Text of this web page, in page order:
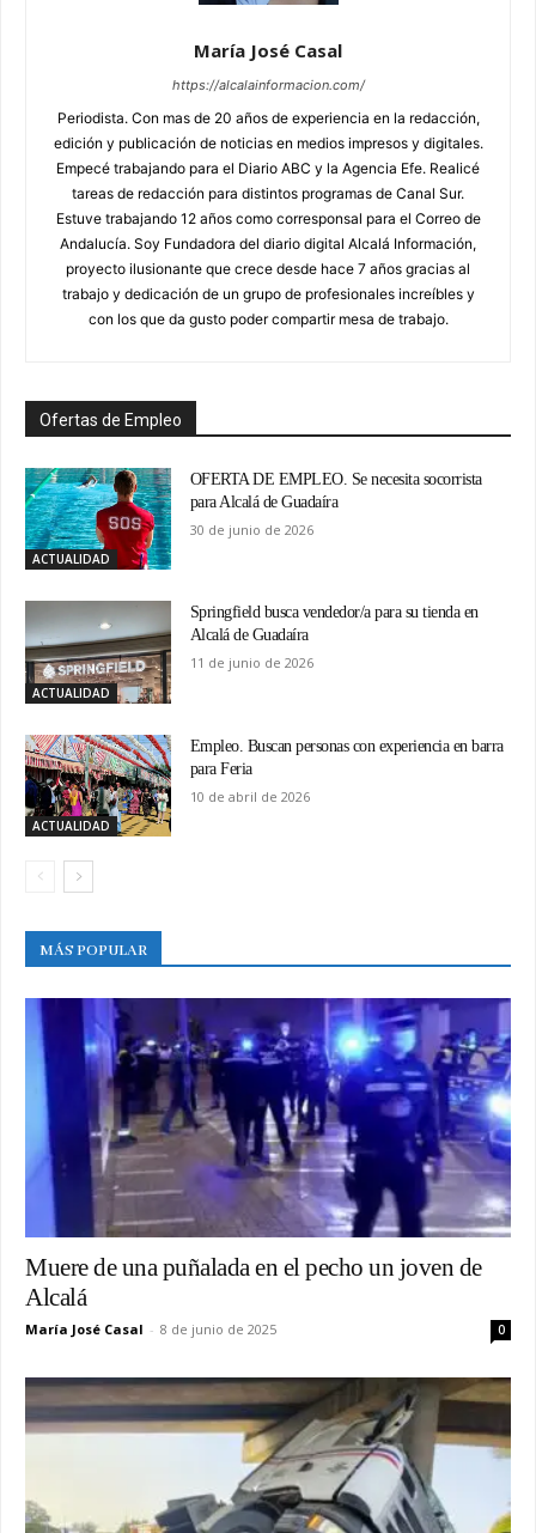
María José Casal
https://alcalainformacion.com/
Periodista. Con mas de 20 años de experiencia en la redacción,
edición y publicación de noticias en medios impresos y digitales.
Empecé trabajando para el Diario ABC y la Agencia Efe. Realicé
tareas de redacción para distintos programas de Canal Sur.
Estuve trabajando 12 años como corresponsal para el Correo de
Andalucía. Soy Fundadora del diario digital Alcalá Información,
proyecto ilusionante que crece desde hace 7 años gracias al
trabajo y dedicación de un grupo de profesionales increíbles y
con los que da gusto poder compartir mesa de trabajo.
Ofertas de Empleo
ACTUALIDAD
OFERTA DE EMPLEO. Se necesita socorrista
para Alcalá de Guadaíra
30 de junio de 2026
ACTUALIDAD
Springfield busca vendedor/a para su tienda en
Alcalá de Guadaíra
11 de junio de 2026
ACTUALIDAD
Empleo. Buscan personas con experiencia en barra
para Feria
10 de abril de 2026
MÁS POPULAR
Muere de una puñalada en el pecho un joven de
Alcalá
María José Casal - 8 de junio de 2025 0